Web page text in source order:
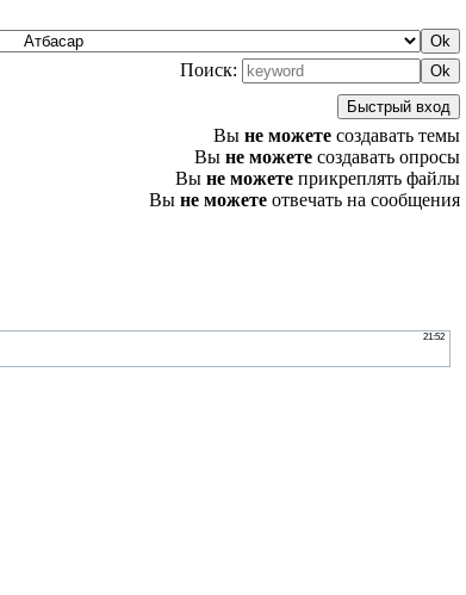
Поиск:
Вы не можете создавать темы
Вы не можете создавать опросы
Вы не можете прикреплять файлы
Вы не можете отвечать на сообщения